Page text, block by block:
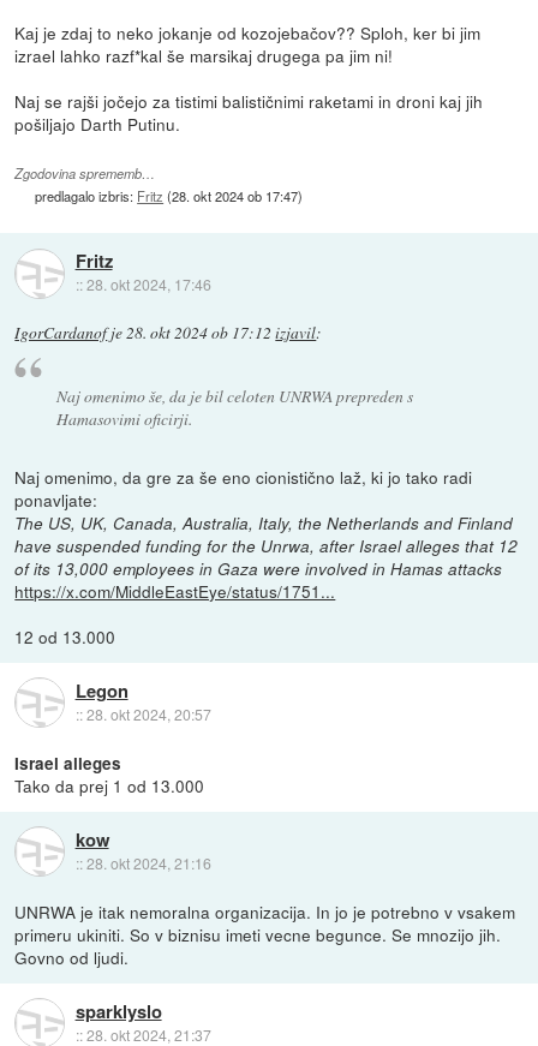
Kaj je zdaj to neko jokanje od kozojebačov?? Sploh, ker bi jim
izrael lahko razf*kal še marsikaj drugega pa jim ni!
Naj se rajši jočejo za tistimi balističnimi raketami in droni kaj jih
pošiljajo Darth Putinu.
Zgodovina sprememb…
predlagalo izbris: Fritz (28. okt 2024 ob 17:47)
Fritz
::28. okt 2024, 17:46
IgorCardanofje28. okt 2024 ob 17:12 izjavil:
Naj omenimo še, da je bil celoten UNRWA prepreden s
Hamasovimi oficirji.
Naj omenimo, da gre za še eno cionistično laž, ki jo tako radi
ponavljate:
The US, UK, Canada, Australia, Italy, the Netherlands and Finland
have suspended funding for the Unrwa, after Israel alleges that 12
of its 13,000 employees in Gaza were involved in Hamas attacks
https://x.com/MiddleEastEye/status/1751...
12 od 13.000
Legon
::28. okt 2024, 20:57
Israel alleges
Tako da prej 1 od 13.000
kow
::28. okt 2024, 21:16
UNRWA je itak nemoralna organizacija. In jo je potrebno v vsakem
primeru ukiniti. So v biznisu imeti vecne begunce. Se mnozijo jih.
Govno od ljudi.
sparklyslo
::28. okt 2024, 21:37